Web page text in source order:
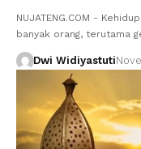
NUJATENG.COM -
banyak orang, terutama
Dwi Widiyastuti